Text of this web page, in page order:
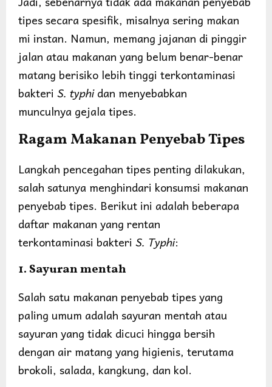
tipes secara spesifik, misalnya sering makan
mi instan. Namun, memang jajanan di pinggir
jalan atau makanan yang belum benar-benar
matang berisiko lebih tinggi terkontaminasi
bakteri S. typhidan menyebabkan
munculnya gejala tipes.
Ragam Makanan Penyebab Tipes
Langkah pencegahan tipes penting dilakukan,
salah satunya menghindari konsumsi makanan
penyebab tipes. Berikut ini adalah beberapa
daftar makanan yang rentan
terkontaminasi bakteri S. Typhi:
1. Sayuran mentah
Salah satu makanan penyebab tipes yang
paling umum adalah sayuran mentah atau
sayuran yang tidak dicuci hingga bersih
dengan air matang yang higienis, terutama
brokoli, salada, kangkung, dan kol.